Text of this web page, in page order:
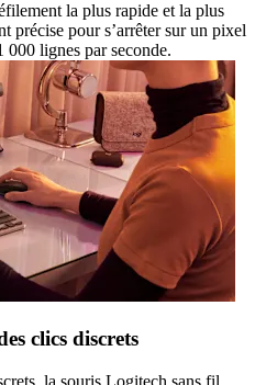
la plus rapide et la plus
précise pour s’arrêter sur un pixel
000 lignes par seconde.
clics discrets
la souris Logitech sans fil